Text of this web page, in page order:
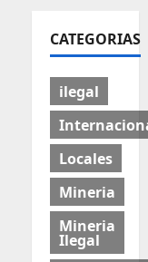
CATEGORIAS
ilegal
Locales
Mineria
Mineria
Ilegal